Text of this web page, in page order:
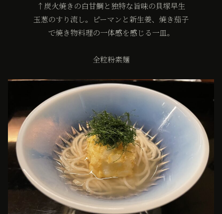
↑炭火焼きの白甘鯛と独特な旨味の貝塚早生
玉葱のすり流し。ピーマンと新生姜、焼き茄子
で焼き物料理の一体感を感じる一皿。
全粒粉素麺